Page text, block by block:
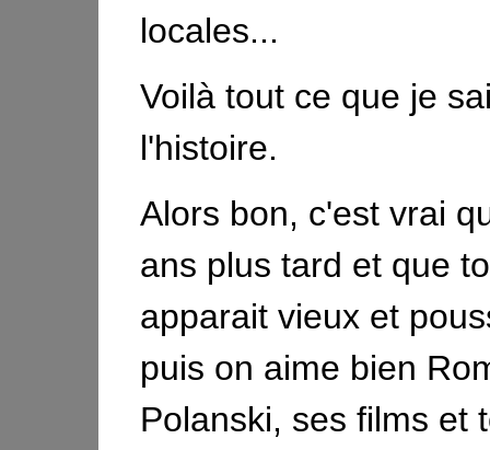
locales...
Voilà tout ce que je
l'histoire.
Alors bon, c'est vrai
ans plus tard et que
apparait vieux et
puis on aime bien
Polanski, ses films et